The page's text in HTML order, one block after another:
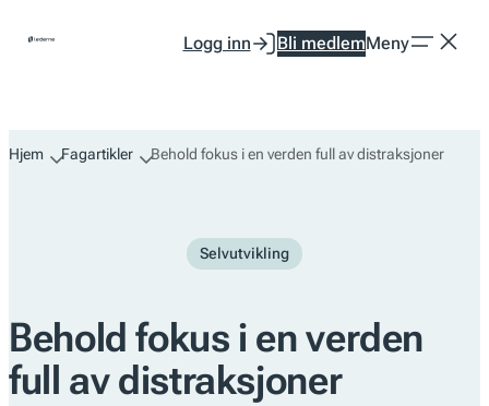
Logg inn Bli medlemMeny
Hjem Fagartikler Behold fokus i en verden full av distraksjoner
Selvutvikling
Behold fokus i en verden
full av distraksjoner